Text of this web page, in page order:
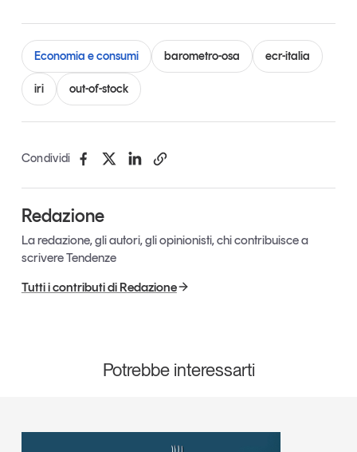
Economia e consumi barometro-osa ecr-italia
iri out-of-stock
Condividi
Redazione
La redazione, gli autori, gli opinionisti, chi contribuisce a
scrivere Tendenze
Tutti i contributi di Redazione
Potrebbe interessarti